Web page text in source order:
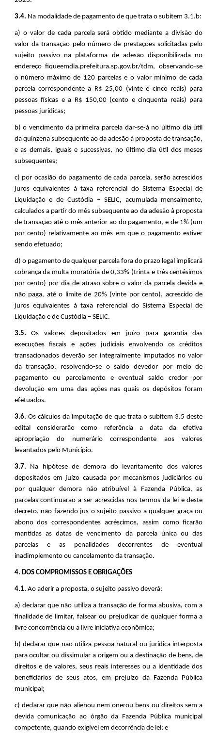
3.4. Na modalidade de pagamento de que trata o subitem 3.1.b:
a) o valor de cada parcela será obtido mediante a divisão do
valor da transação pelo número de prestações solicitadas pelo
sujeito passivo na plataforma de adesão disponibilizada no
endereço fiqueemdia.prefeitura.sp.gov.br/tdm, observando-se
o número máximo de 120 parcelas e o valor mínimo de cada
parcela correspondente a R$ 25,00 (vinte e cinco reais) para
pessoas físicas e a R$ 150,00 (cento e cinquenta reais) para
pessoas jurídicas;
b) o vencimento da primeira parcela dar-se-á no último dia útil
da quinzena subsequente ao da adesão à proposta de transação,
e as demais, iguais e sucessivas, no último dia útil dos meses
subsequentes;
c) por ocasião do pagamento de cada parcela, serão acrescidos
juros equivalentes à taxa referencial do Sistema Especial de
Liquidação e de Custódia – SELIC, acumulada mensalmente,
calculados a partir do mês subsequente ao da adesão à proposta
de transação até o mês anterior ao do pagamento, e de 1% (um
por cento) relativamente ao mês em que o pagamento estiver
sendo efetuado;
d) o pagamento de qualquer parcela fora do prazo legal implicará
cobrança da multa moratória de 0,33% (trinta e três centésimos
por cento) por dia de atraso sobre o valor da parcela devida e
não paga, até o limite de 20% (vinte por cento), acrescido de
juros equivalentes à taxa referencial do Sistema Especial de
Liquidação e de Custódia – SELIC.
3.5. Os valores depositados em juízo para garantia das
execuções fiscais e ações judiciais envolvendo os créditos
transacionados deverão ser integralmente imputados no valor
da transação, resolvendo-se o saldo devedor por meio de
pagamento ou parcelamento e eventual saldo credor por
devolução em uma das ações nas quais os depósitos foram
efetuados.
3.6. Os cálculos da imputação de que trata o subitem 3.5 deste
edital considerarão como referência a data da efetiva
apropriação do numerário correspondente aos valores
levantados pelo Município.
3.7.
Na hipótese de demora do levantamento dos valores
depositados em juízo causada por mecanismos judiciários ou
por qualquer demora não atribuível à Fazenda Pública, as
parcelas continuarão a ser acrescidas nos termos da lei e deste
decreto, não fazendo jus o sujeito passivo a qualquer graça ou
abono dos correspondentes acréscimos, assim como ficarão
mantidas as datas de vencimento da parcela única ou das
parcelas e as penalidades decorrentes de eventual
inadimplemento ou cancelamento da transação.
4. DOS COMPROMISSOS E OBRIGAÇÕES
4.1. Ao aderir a proposta, o sujeito passivo deverá:
a) declarar que não utiliza a transação de forma abusiva, com a
finalidade de limitar, falsear ou prejudicar de qualquer forma a
livre concorrência ou a livre iniciativa econômica;
b) declarar que não utiliza pessoa natural ou jurídica interposta
para ocultar ou dissimular a origem ou a destinação de bens, de
direitos e de valores, seus reais interesses ou a identidade dos
beneficiários de seus atos, em prejuízo da Fazenda Pública
municipal;
c) declarar que não alienou nem onerou bens ou direitos sem a
devida comunicação ao órgão da Fazenda Pública municipal
competente, quando exigível em decorrência de lei; e